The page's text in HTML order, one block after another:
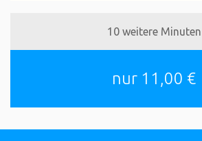
10 weitere Minuten
nur 11,00 €